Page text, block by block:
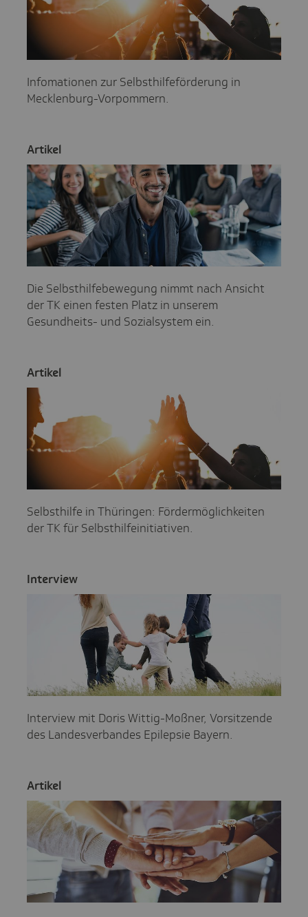
Infomationen zur Selbsthilfeförderung in
Mecklenburg-Vorpommern.
Artikel
Die Selbsthilfebewegung nimmt nach Ansicht
der TK einen festen Platz in unserem
Gesundheits- und Sozialsystem ein.
Artikel
Selbsthilfe in Thüringen: Fördermöglichkeiten
der TK für Selbsthilfeinitiativen.
Inter­view
Interview mit Doris Wittig-Moßner, Vorsitzende
des Landesverbandes Epilepsie Bayern.
Artikel